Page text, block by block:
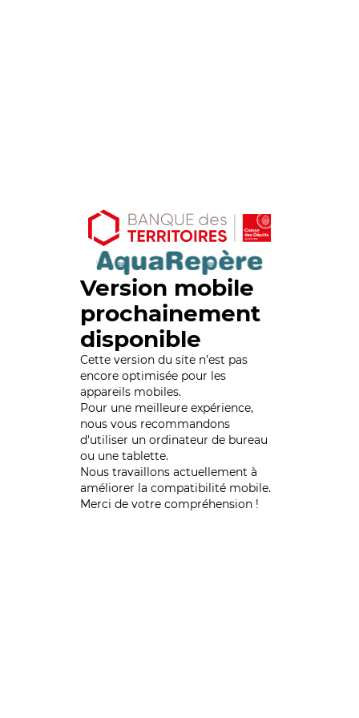
Version mobile
prochainement
disponible
Cette version du site n’est pas
encore optimisée pour les
appareils mobiles.
Pour une meilleure expérience,
nous vous recommandons
d'utiliser un ordinateur de bureau
ou une tablette.
Nous travaillons actuellement à
améliorer la compatibilité mobile.
Merci de votre compréhension !